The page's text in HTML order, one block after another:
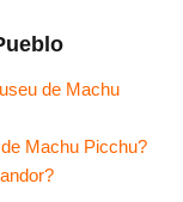
de Machu
Machu Picchu?